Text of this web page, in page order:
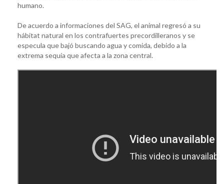
humano.
De acuerdo a informaciones del SAG, el animal regresó a su
hábitat natural en los contrafuertes precordilleranos y se
especula que bajó buscando agua y comida, debido a la
extrema sequía que afecta a la zona central.